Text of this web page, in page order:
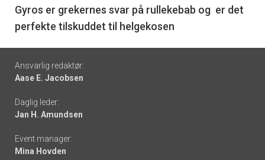
6
Gyros er grekernes svar på rullekebab og er det
perfekte tilskuddet til helgekosen
Footer
-
links
Ansvarlig redaktør:
Aase E. Jacobsen
Daglig leder:
Jan H. Amundsen
Event manager:
Mina Hovden